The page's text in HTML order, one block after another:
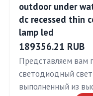
outdoor under
dc recessed thin
lamp led
189356.21 RUB
Представляем вам
светодиодный
выполненный из